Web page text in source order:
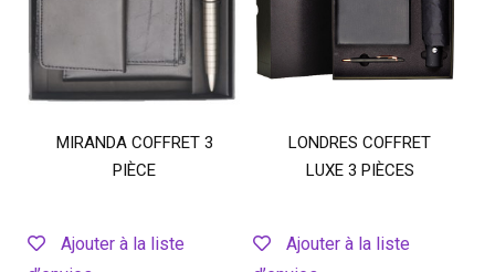
MIRANDA COFFRET 3
PIÈCE
Ajouter à la liste
LONDRES COFFRET
LUXE 3 PIÈCES
Ajouter à la liste